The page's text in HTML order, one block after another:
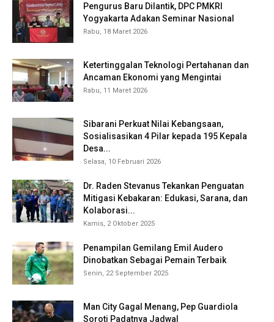
Pengurus Baru Dilantik, DPC PMKRI
Yogyakarta Adakan Seminar Nasional
Rabu, 18 Maret 2026
Ketertinggalan Teknologi Pertahanan dan
Ancaman Ekonomi yang Mengintai
Rabu, 11 Maret 2026
Sibarani Perkuat Nilai Kebangsaan,
Sosialisasikan 4 Pilar kepada 195 Kepala
Desa...
Selasa, 10 Februari 2026
Dr. Raden Stevanus Tekankan Penguatan
Mitigasi Kebakaran: Edukasi, Sarana, dan
Kolaborasi...
Kamis, 2 Oktober 2025
Penampilan Gemilang Emil Audero
Dinobatkan Sebagai Pemain Terbaik
Senin, 22 September 2025
Man City Gagal Menang, Pep Guardiola
Soroti Padatnya Jadwal